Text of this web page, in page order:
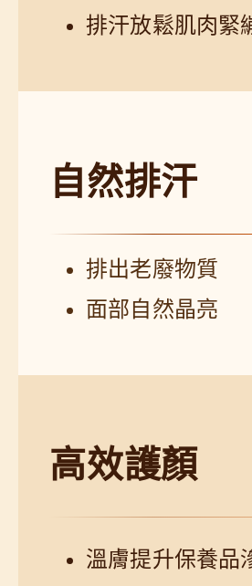
排汗放鬆肌肉緊
自然排汗
排出老廢物質
面部自然晶亮
高效護顏
溫膚提升保養品